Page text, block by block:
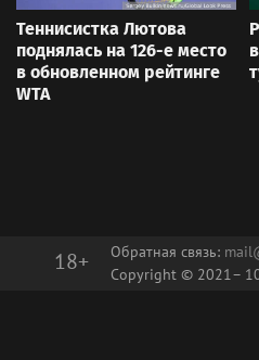
Теннисистка Лютова
поднялась на 126-е место
в обновленном рейтинге
WTA
18+ Обратная связь:
Copyright © 2021–